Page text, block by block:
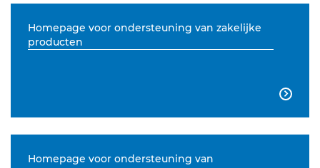
Homepage voor ondersteuning van zakelijke
producten

Homepage voor ondersteuning van